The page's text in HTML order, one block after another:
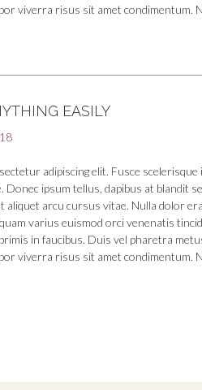
viverra risus sit amet condimentum.
EASILY
adipiscing elit. Fusce scelerisque
ipsum tellus, dapibus at blandit
aliquet arcu cursus vitae. Nulla dolor
varius euismod orci venenatis
in faucibus. Duis vel pharetra
viverra risus sit amet condimentum.